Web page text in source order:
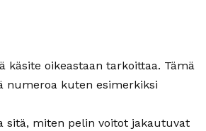
oikeastaan tarkoittaa. Tämä
numeroa kuten esimerkiksi
sitä, miten pelin voitot jakautuvat